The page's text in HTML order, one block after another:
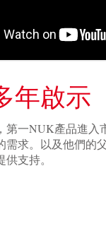
年啟示
第一NUK產品進入
需求。以及他們的
支持。